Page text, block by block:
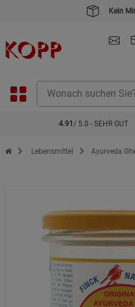
Kein
4.91 / 5.0 - SEHR GUT
Zur Startseite des Kopp Verlag Online-
Lebensmittel Ayurveda